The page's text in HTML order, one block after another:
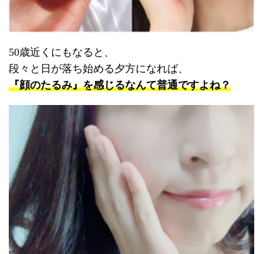
50歳近くにもなると、
段々と日が落ち始める夕方になれば、
『顔のたるみ』を感じるなんて普通ですよね？